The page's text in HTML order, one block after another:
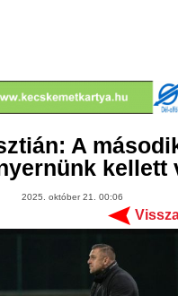
A
kellett
2025. október 21. 00:06